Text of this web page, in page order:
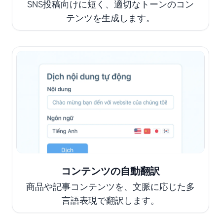
SNS投稿向けに短く、適切なトーンのコン
テンツを生成します。
コンテンツの自動翻訳
商品や記事コンテンツを、文脈に応じた多
言語表現で翻訳します。